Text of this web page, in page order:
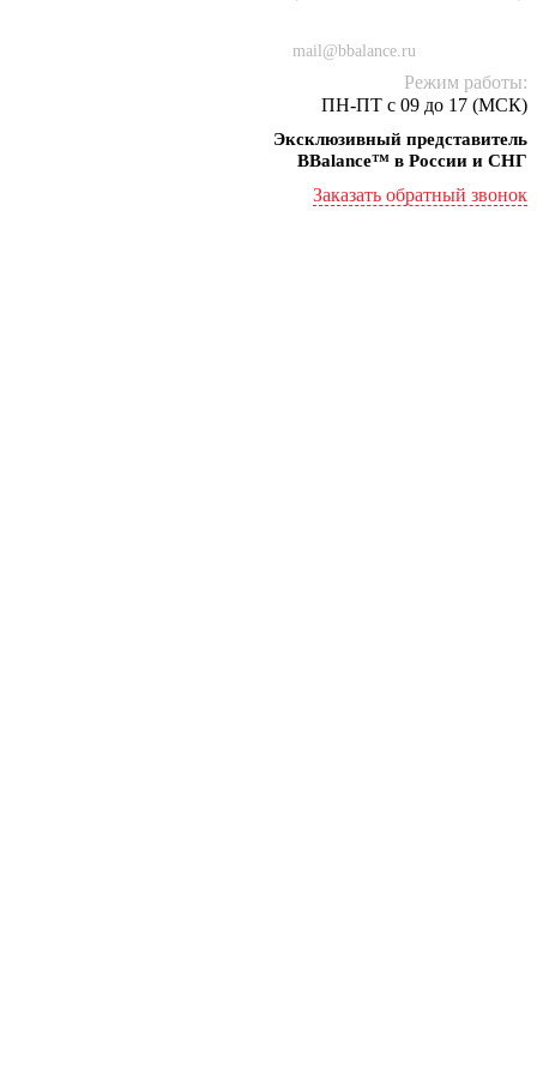
mail@bbalance.ru
Режим работы:
ПН-ПТ с 09 до 17 (МСК)
Эксклюзивный представитель
BBalance™ в России и СНГ
Заказать обратный звонок